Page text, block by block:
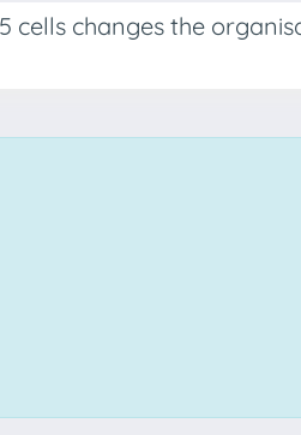
cells changes the